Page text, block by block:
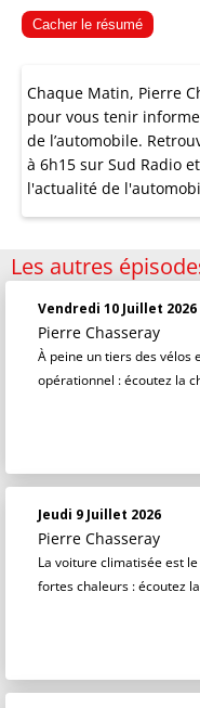
Cacher le résumé
Chaque Matin, Pierre
pour vous tenir
de l’automobile.
à 6h15 sur Sud Radio
l'actualité de
Les autres
Vendredi 10 Juillet 2026
Pierre Chasseray
À peine un tiers des vélos
opérationnel : écoutez la
Jeudi 9 Juillet 2026
Pierre Chasseray
La voiture climatisée est
fortes chaleurs : écoutez